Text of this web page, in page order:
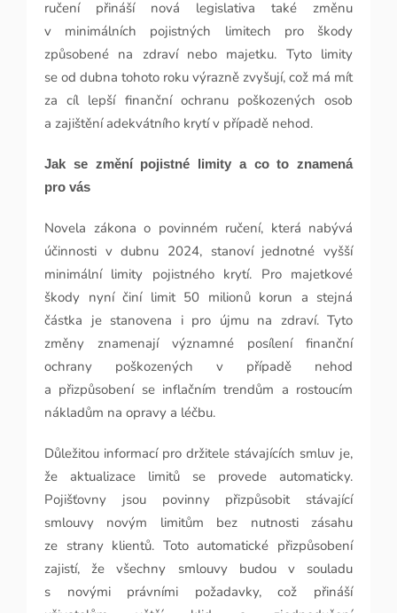
ručení přináší nová legislativa také změnu
v minimálních pojistných limitech pro škody
způsobené na zdraví nebo majetku. Tyto limity
se od dubna tohoto roku výrazně zvyšují, což má mít
za cíl lepší finanční ochranu poškozených osob
a zajištění adekvátního krytí v případě nehod.
Jak se změní pojistné limity a co to znamená
pro vás
Novela zákona o povinném ručení, která nabývá
účinnosti v dubnu 2024, stanoví jednotné vyšší
minimální limity pojistného krytí. Pro majetkové
škody nyní činí limit 50 milionů korun a stejná
částka je stanovena i pro újmu na zdraví. Tyto
změny znamenají významné posílení finanční
ochrany poškozených v případě nehod
a přizpůsobení se inflačním trendům a rostoucím
nákladům na opravy a léčbu.
Důležitou informací pro držitele stávajících smluv je,
že aktualizace limitů se provede automaticky.
Pojišťovny jsou povinny přizpůsobit stávající
smlouvy novým limitům bez nutnosti zásahu
ze strany klientů. Toto automatické přizpůsobení
zajistí, že všechny smlouvy budou v souladu
s novými právními požadavky, což přináší